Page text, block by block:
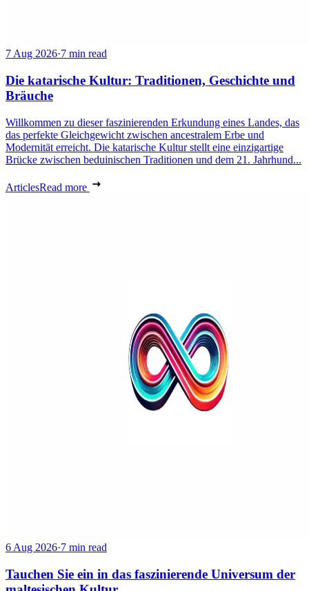
7 Aug 2026·7 min read
Die katarische Kultur: Traditionen, Geschichte und
Bräuche
Willkommen zu dieser faszinierenden Erkundung eines Landes, das
das perfekte Gleichgewicht zwischen ancestralem Erbe und
Modernität erreicht. Die katarische Kultur stellt eine einzigartige
Brücke zwischen beduinischen Traditionen und dem 21. Jahrhund...
ArticlesRead more
6 Aug 2026·7 min read
Tauchen Sie ein in das faszinierende Universum der